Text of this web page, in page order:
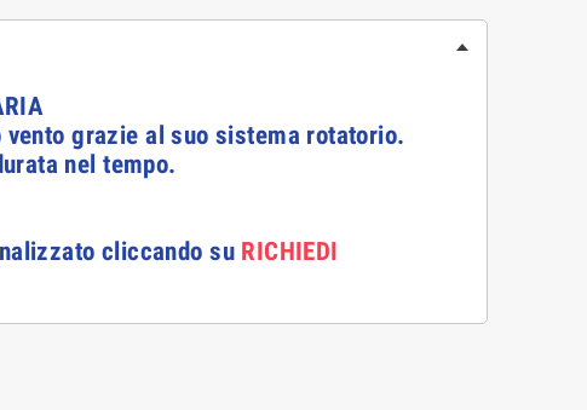
grazie al suo sistema rotatorio.
nel tempo.
cliccando su RICHIEDI